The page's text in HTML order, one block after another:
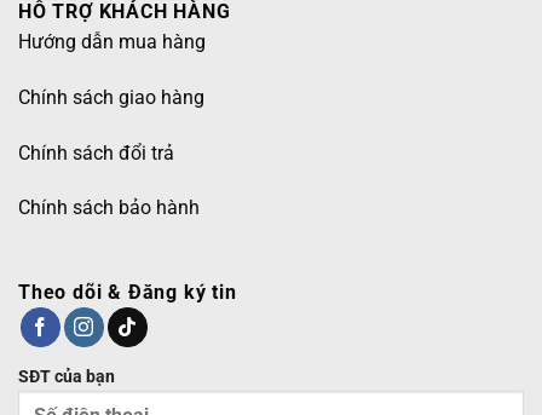
HỖ TRỢ KHÁCH HÀNG
Hướng dẫn mua hàng
Chính sách giao hàng
Chính sách đổi trả
Chính sách bảo hành
Theo dõi & Đăng ký tin
SĐT của bạn